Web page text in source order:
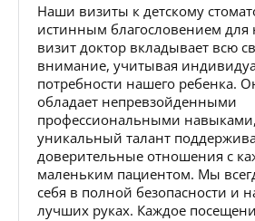
Наши визиты к детскому
истинным благословением для
визит доктор вкладывает всю
внимание, учитывая
потребности нашего ребенка.
обладает непревзойденными
профессиональными
уникальный талант
доверительные отношения с
маленьким пациентом. Мы
себя в полной безопасности и
лучших руках. Каждое